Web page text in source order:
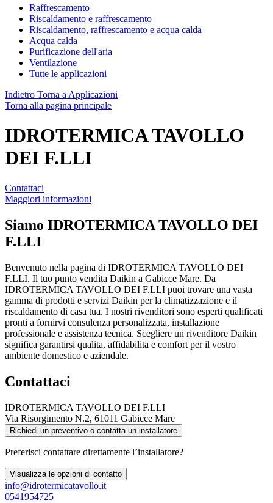
Raffrescamento
Riscaldamento e raffrescamento
Riscaldamento, raffrescamento e acqua calda
Acqua calda
Purificazione dell'aria
Ventilazione
Tutte le applicazioni
Indietro Torna a Applicazioni
Torna alla pagina principale
IDROTERMICA TAVOLLO
DEI F.LLI
Contattaci
Maggiori informazioni
Siamo IDROTERMICA TAVOLLO DEI
F.LLI
Benvenuto nella pagina di IDROTERMICA TAVOLLO DEI
F.LLI. Il tuo punto vendita Daikin a Gabicce Mare. Da
IDROTERMICA TAVOLLO DEI F.LLI puoi trovare una vasta
gamma di prodotti e servizi Daikin per la climatizzazione e il
riscaldamento di casa tua. I nostri rivenditori sono esperti qualificati
pronti a fornirvi consulenza personalizzata, installazione
professionale e assistenza tecnica. Scegliere un rivenditore Daikin
significa garantirsi qualita, affidabilita e comfort per il vostro
ambiente domestico e aziendale.
Contattaci
IDROTERMICA TAVOLLO DEI F.LLI
Via Risorgimento N.2, 61011 Gabicce Mare
Richiedi un preventivo o contatta un installatore
Preferisci contattare direttamente l’installatore?
Visualizza le opzioni di contatto
info@idrotermicatavollo.it
0541954725